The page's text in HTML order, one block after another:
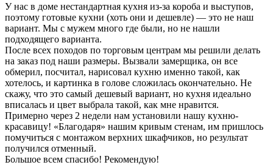
У нас в доме нестандартная кухня из-за короба и выступов,
поэтому готовые кухни (хоть они и дешевле) — это не наш
вариант. Мы с мужем много где были, но не нашли
подходящего варианта.
После всех походов по торговым центрам мы решили делать
на заказ под наши размеры. Вызвали замерщика, он все
обмерил, посчитал, нарисовал кухню именно такой, как
хотелось, и картинка в голове сложилась окончательно. Не
скажу, что это самый дешевый вариант, но кухня идеально
вписалась и цвет выбрала такой, как мне нравится.
Примерно через 2 недели нам установили нашу кухню-
красавицу! «Благодаря» нашим кривым стенам, им пришлось
помучиться с монтажом верхних шкафчиков, но результат
получился отменный.
Большое всем спасибо! Рекомендую!